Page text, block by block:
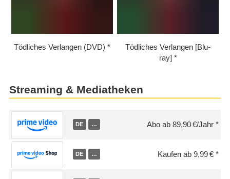
Tödliches Verlangen (DVD)
Tödliches Verlangen [Blu-
ray]
Streaming & Mediatheken
DE … Abo ab 89,90 €/Jahr
DE … Kaufen ab 9,99 €